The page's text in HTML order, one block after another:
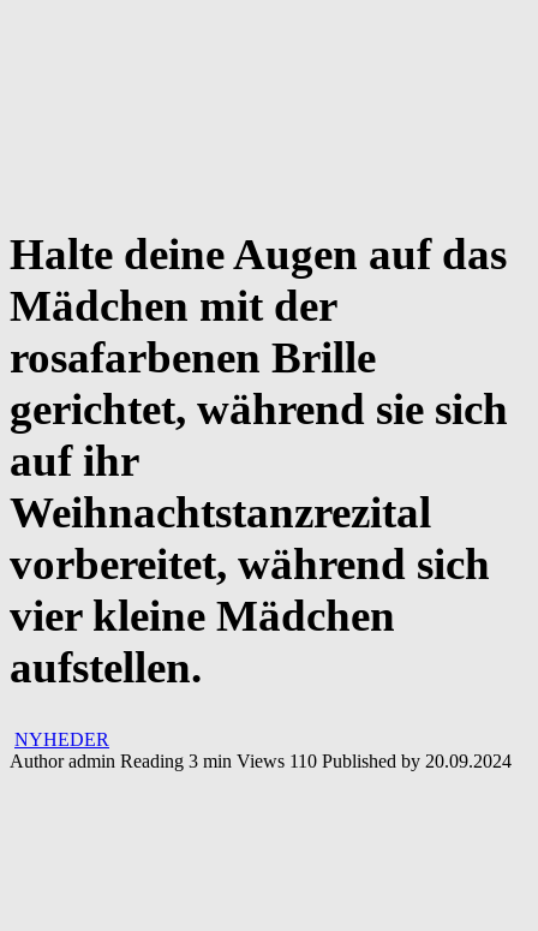
Halte deine Augen auf das
Mädchen mit der
rosafarbenen Brille
gerichtet, während sie sich
auf ihr
Weihnachtstanzrezital
vorbereitet, während sich
vier kleine Mädchen
aufstellen.
NYHEDER
Author admin Reading 3 min Views 110 Published by 20.09.2024